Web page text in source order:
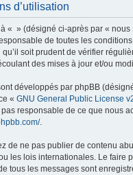
d’utilisation
« » (désigné ci-après par « nous
de toutes les
soit prudent de vérifier
des mises à jour et/ou
développés par phpBB
« GNU General Public License
pas responsable de ce que nous
.
de ne pas publier de contenu
les lois internationales. Le faire
tous les messages sont